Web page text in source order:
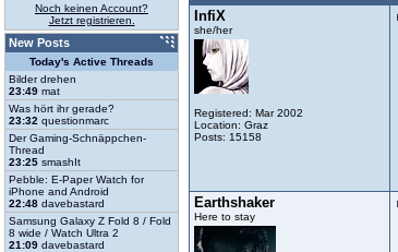
InfiX
she/her
Registered: Mar 2002
Location: Graz
Posts: 15158
Earthshaker
Here to stay
Noch keinen Account?
Jetzt registrieren.
New Posts
Today's Active Threads
Bilder drehen
23:49 mat
Was hört ihr gerade?
23:32 questionmarc
Der Gaming-Schnäppchen-
Thread
23:25 smashIt
Pebble: E-Paper Watch for
iPhone and Android
22:48 davebastard
Samsung Galaxy Z Fold 8 / Fold
8 wide / Watch Ultra 2
21:09 davebastard